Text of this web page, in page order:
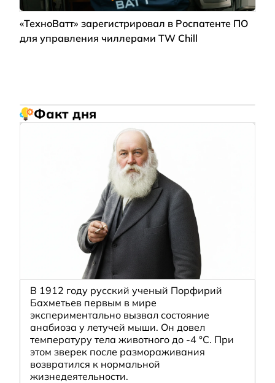
«ТехноВатт» зарегистрировал в Роспатенте ПО
для управления чиллерами TW Chill
Факт дня
В 1912 году русский ученый Порфирий
Бахметьев первым в мире
экспериментально вызвал состояние
анабиоза у летучей мыши. Он довел
температуру тела животного до -4 °C. При
этом зверек после размораживания
возвратился к нормальной
жизнедеятельности.